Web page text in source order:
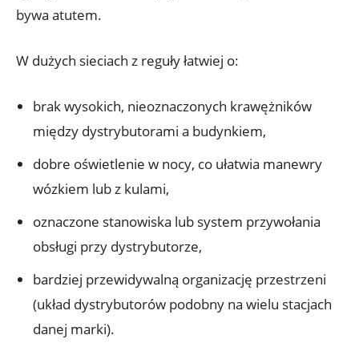
bywa atutem.
W dużych sieciach z reguły łatwiej o:
brak wysokich, nieoznaczonych krawężników
między dystrybutorami a budynkiem,
dobre oświetlenie w nocy, co ułatwia manewry
wózkiem lub z kulami,
oznaczone stanowiska lub system przywołania
obsługi przy dystrybutorze,
bardziej przewidywalną organizację przestrzeni
(układ dystrybutorów podobny na wielu stacjach
danej marki).